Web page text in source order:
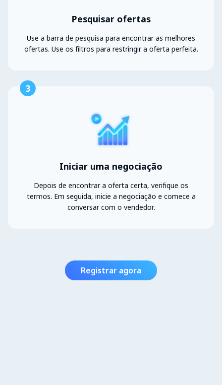
Pesquisar ofertas
Use a barra de pesquisa para encontrar as melhores
ofertas. Use os filtros para restringir a oferta perfeita.
3
Iniciar uma negociação
Depois de encontrar a oferta certa, verifique os
termos. Em seguida, inicie a negociação e comece a
conversar com o vendedor.
Registrar agora